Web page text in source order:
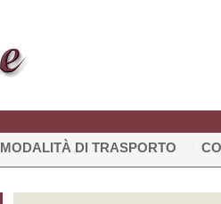
MODALITÀ DI TRASPORTO